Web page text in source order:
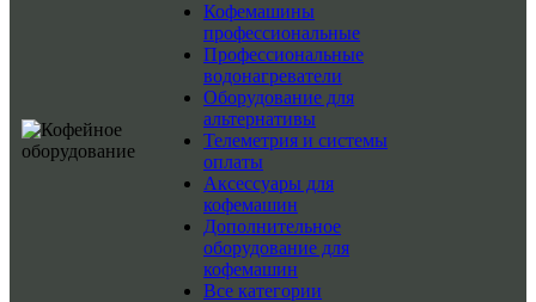
Кофемашины
профессиональные
Профессиональные
водонагреватели
Оборудование для
альтернативы
Телеметрия и системы
оплаты
Аксессуары для
кофемашин
Дополнительное
оборудование для
кофемашин
Все категории